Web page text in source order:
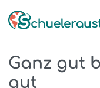
Ganz gut
gut